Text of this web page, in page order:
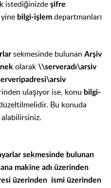
istediğinizde şifre
bilgi-işlem departmanları
sekmesinde bulunan Arşiv
olarak \\serveradı\arsiv
ulaşıyor ise, konu bilgi-
Bu konuda
sekmesinde bulunan
makine adı üzerinden
üzerinden ismi üzerinden